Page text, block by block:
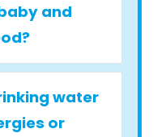
and
water
or